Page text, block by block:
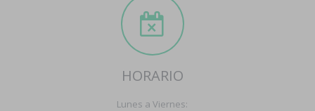
HORARIO
Lunes a Viernes: